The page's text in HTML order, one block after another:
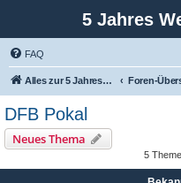
5 Jahres
FAQ
Alles zur 5 Jahreswertung / Tabelle der UEFA mit vielen Statistiken. Foren-
DFB Pokal
Neues Thema
5